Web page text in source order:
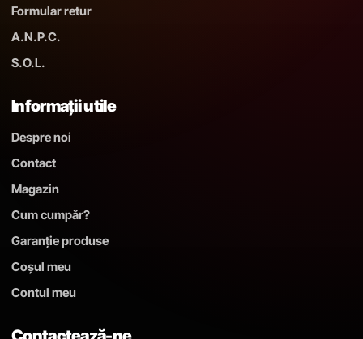
Formular retur
A.N.P.C.
S.O.L.
Informații utile
Despre noi
Contact
Magazin
Cum cumpăr?
Garanție produse
Coșul meu
Contul meu